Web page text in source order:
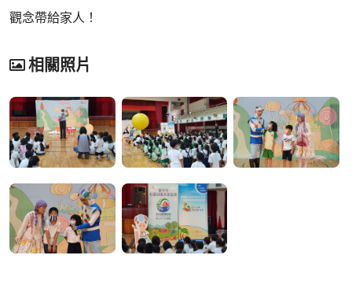
觀念帶給家人！
相關照片